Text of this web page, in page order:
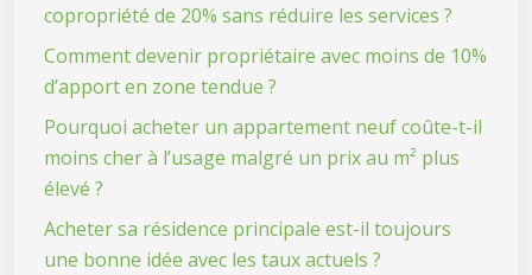
copropriété de 20% sans réduire les services ?
Comment devenir propriétaire avec moins de 10%
d’apport en zone tendue ?
Pourquoi acheter un appartement neuf coûte-t-il
moins cher à l’usage malgré un prix au m² plus
élevé ?
Acheter sa résidence principale est-il toujours
une bonne idée avec les taux actuels ?